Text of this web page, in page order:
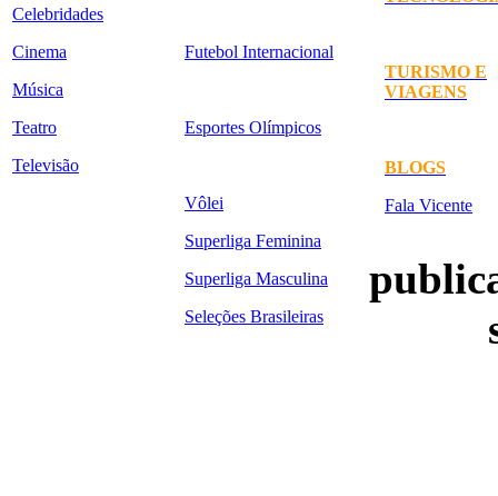
Celebridades
Cinema
Música
Teatro
Televisão
Futebol Internacional
Esportes Olímpicos
Vôlei
Superliga Feminina
Superliga Masculina
Seleções Brasileiras
TURISMO E
VIAGENS
BLOGS
Fala Vicente